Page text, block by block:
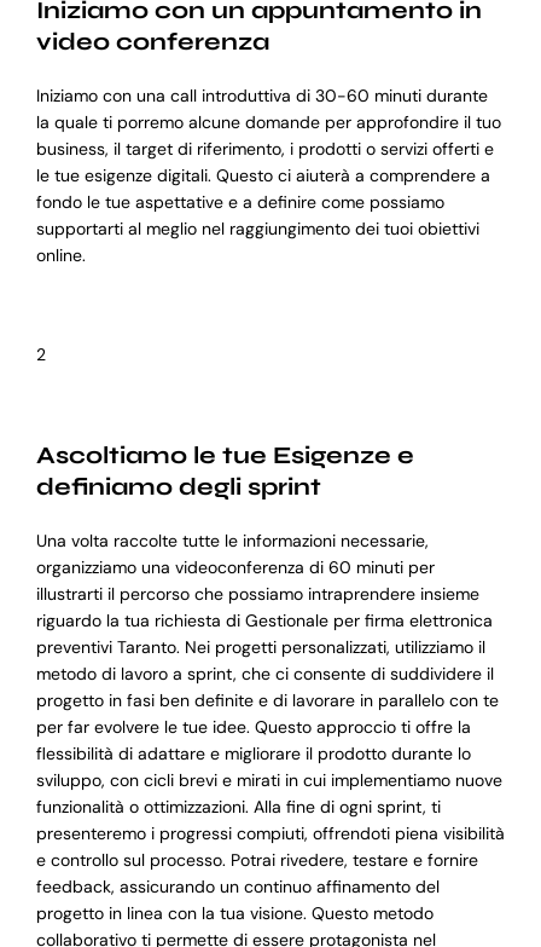
Iniziamo con un appuntamento in
video conferenza
Iniziamo con una call introduttiva di 30-60 minuti durante
la quale ti porremo alcune domande per approfondire il tuo
business, il target di riferimento, i prodotti o servizi offerti e
le tue esigenze digitali. Questo ci aiuterà a comprendere a
fondo le tue aspettative e a definire come possiamo
supportarti al meglio nel raggiungimento dei tuoi obiettivi
online.
2
Ascoltiamo le tue Esigenze e
definiamo degli sprint
Una volta raccolte tutte le informazioni necessarie,
organizziamo una videoconferenza di 60 minuti per
illustrarti il percorso che possiamo intraprendere insieme
riguardo la tua richiesta di Gestionale per firma elettronica
preventivi Taranto. Nei progetti personalizzati, utilizziamo il
metodo di lavoro a sprint, che ci consente di suddividere il
progetto in fasi ben definite e di lavorare in parallelo con te
per far evolvere le tue idee. Questo approccio ti offre la
flessibilità di adattare e migliorare il prodotto durante lo
sviluppo, con cicli brevi e mirati in cui implementiamo nuove
funzionalità o ottimizzazioni. Alla fine di ogni sprint, ti
presenteremo i progressi compiuti, offrendoti piena visibilità
e controllo sul processo. Potrai rivedere, testare e fornire
feedback, assicurando un continuo affinamento del
progetto in linea con la tua visione. Questo metodo
collaborativo ti permette di essere protagonista nel